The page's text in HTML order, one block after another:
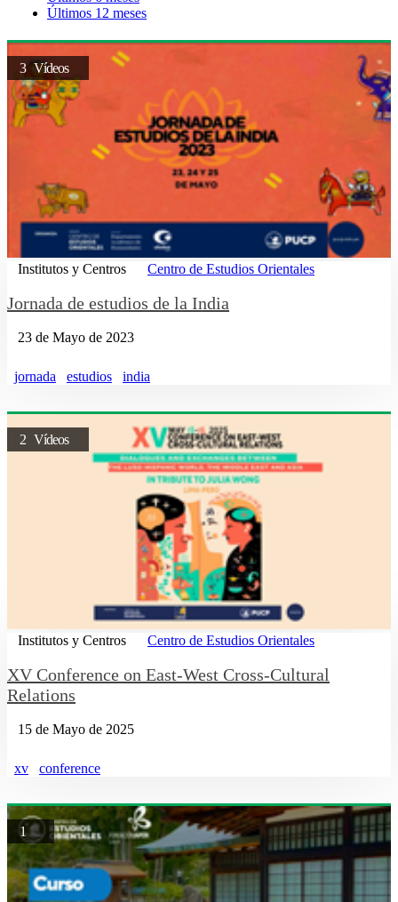
Últimos 12 meses
3 Vídeos
Institutos y Centros Centro de Estudios Orientales
Jornada de estudios de la India
23 de Mayo de 2023
jornada estudios india
2 Vídeos
Institutos y Centros Centro de Estudios Orientales
XV Conference on East-West Cross-Cultural
Relations
15 de Mayo de 2025
xv conference
1